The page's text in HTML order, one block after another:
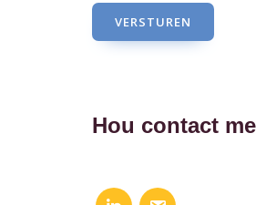
VERSTUREN
Hou contact